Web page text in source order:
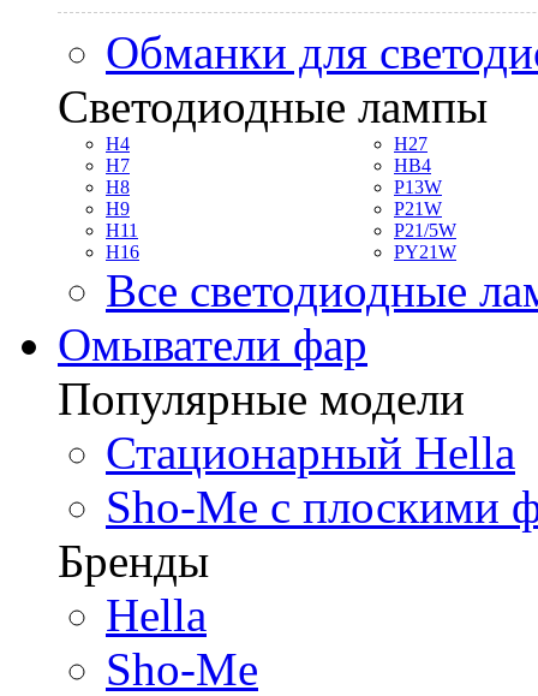
Обманки для
Светодиодные лампы
H4
H7
H8
H9
H11
H16
H27
HB4
P13W
P21W
P21/5W
PY21W
Все светодиодные
Омыватели фар
Популярные модели
Стационарный Hella
Sho-Me с плоскими
Бренды
Hella
Sho-Me